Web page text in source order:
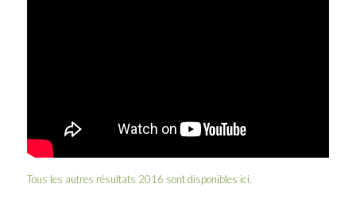
Tous les autres résultats 2016 sont disponibles ici.